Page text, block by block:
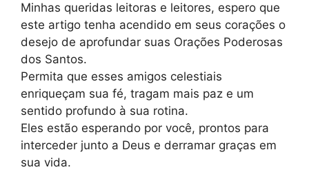
Minhas queridas leitoras e leitores, espero que
este artigo tenha acendido em seus corações o
desejo de aprofundar suas Orações Poderosas
dos Santos.
Permita que esses amigos celestiais
enriqueçam sua fé, tragam mais paz e um
sentido profundo à sua rotina.
Eles estão esperando por você, prontos para
interceder junto a Deus e derramar graças em
sua vida.